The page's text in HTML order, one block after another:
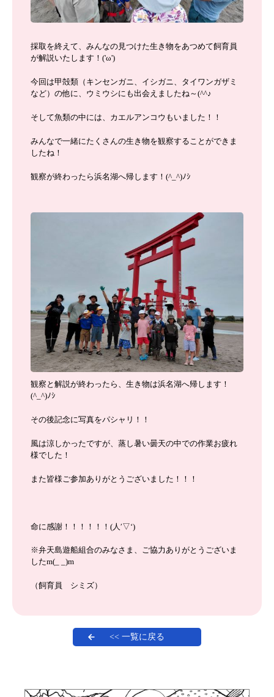
採取を終えて、みんなの見つけた生き物をあつめて飼育員
が解説いたします！('ω')ゞ
今回は甲殻類（キンセンガニ、イシガニ、タイワンガザミ
など）の他に、ウミウシにも出会えましたね～(^^♪
そして魚類の中には、カエルアンコウもいました！！
みんなで一緒にたくさんの生き物を観察することができま
したね！
観察が終わったら浜名湖へ帰します！(^_^)ﾉｼ
観察と解説が終わったら、生き物は浜名湖へ帰します！
(^_^)ﾉｼ
その後記念に写真をパシャリ！！
風は涼しかったですが、蒸し暑い曇天の中での作業お疲れ
様でした！
また皆様ご参加ありがとうございました！！！
命に感謝！！！！！！(人′▽‘)
※弁天島遊船組合のみなさま、ご協力ありがとうございま
したm(_ _)m
（飼育員 シミズ）
<< 一覧に戻る